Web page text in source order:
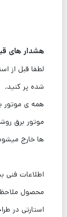
هشدار های قبل
لطفا قبل از
شده پر کنید.
همه ی موتور
موتور برق
ها خارج
اطلاعات فنی
محصول
استارتی در